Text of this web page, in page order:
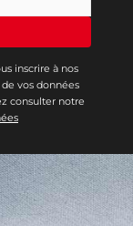
inscrire à nos
vos données
consulter notre